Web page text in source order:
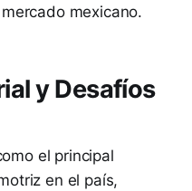
mexicano.
y Desafíos
el principal
en el país,